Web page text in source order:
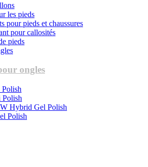
les pieds
pour pieds et chaussures
pour callosités
pieds
ongles
Hybrid Gel Polish
Polish